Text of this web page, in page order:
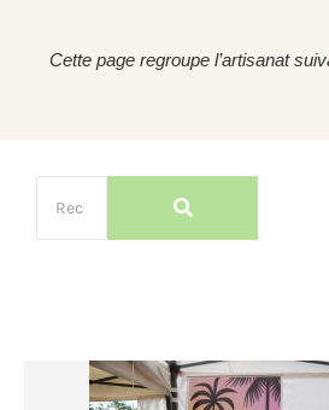
Cette page regroupe l’artisanat